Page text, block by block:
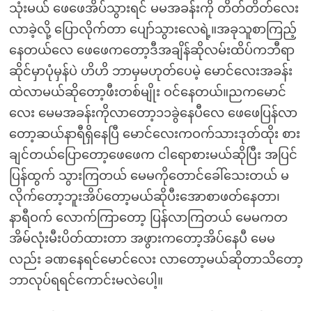
သုံးမယ် ဖေဖေအိပ်သွားရင် မမအခန်းကို တိတ်တိတ်လေး
လာခဲ့လို့ ပြောလိုက်တာ ပျော်သွားလေရဲ့။အခုသူစာကြည့်
နေတယ်လေ ဖေဖေကတော့ဒီအချိန်ဆိုလမ်းထိပ်ကဘီရာ
ဆိုင်မှာပုံမှန်ပဲ ဟိဟိ ဘာမှမဟုတ်ပေမဲ့ မောင်လေးအခန်း
ထဲလာမယ်ဆိုတော့ဖီးတစ်မျိုး ဝင်နေတယ်။ညကမောင်
လေး မေမအခန်းကိုလာတော့၁၁ခွဲနေပီလေ ဖေဖေပြန်လာ
တော့ဆယ်နာရီရှိနေပြီ မောင်လေးကဝက်သားဒုတ်ထိုး စား
ချင်တယ်ပြောတော့ဖေဖေက ငါရောစားမယ်ဆိုပြီး အပြင်
ပြန်ထွက် သွားကြတယ် မေမကိုတောင်ခေါ်သေးတယ် မ
လိုက်တော့ဘူးအိပ်တော့မယ်ဆိုပီးအောစာဖတ်နေတာ၊
နာရီဝက် လောက်ကြာတော့ ပြန်လာကြတယ် မေမကတ
အိမ်လုံးမီးပိတ်ထားတာ အဖွားကတော့အိပ်နေပီ မေမ
လည်း ခဏနေရင်မောင်လေး လာတော့မယ်ဆိုတာသိတော့
ဘာလုပ်ရရင်ကောင်းမလဲပေါ့။